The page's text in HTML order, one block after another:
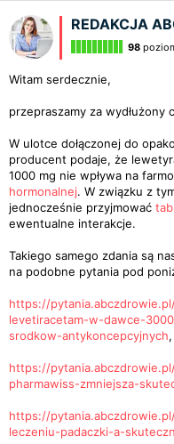
REDAKCJA
98
Witam serdecznie,
przepraszamy za wydłużony
W ulotce dołączonej do
producent podaje, że
1000 mg nie wpływa na
hormonalnej. W związku z
jednocześnie przyjmować
ewentualne interakcje.
Takiego samego zdania są
na podobne pytania pod
https://
levetiracetam-w-dawce-
srodkow-antykoncepcyjnych,
https://
pharmawiss-zmniejsza-
https://
leczeniu-padaczki-a-